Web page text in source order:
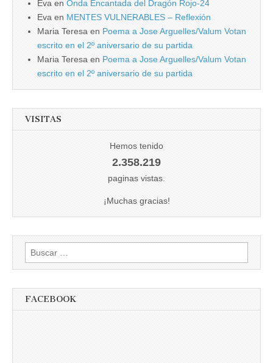
Eva en Onda Encantada del Dragón Rojo-24
Eva en MENTES VULNERABLES – Reflexión
Maria Teresa en Poema a Jose Arguelles/Valum Votan
escrito en el 2º aniversario de su partida
Maria Teresa en Poema a Jose Arguelles/Valum Votan
escrito en el 2º aniversario de su partida
VISITAS
Hemos tenido
2.358.219
paginas vistas.
¡Muchas gracias!
Buscar:
FACEBOOK